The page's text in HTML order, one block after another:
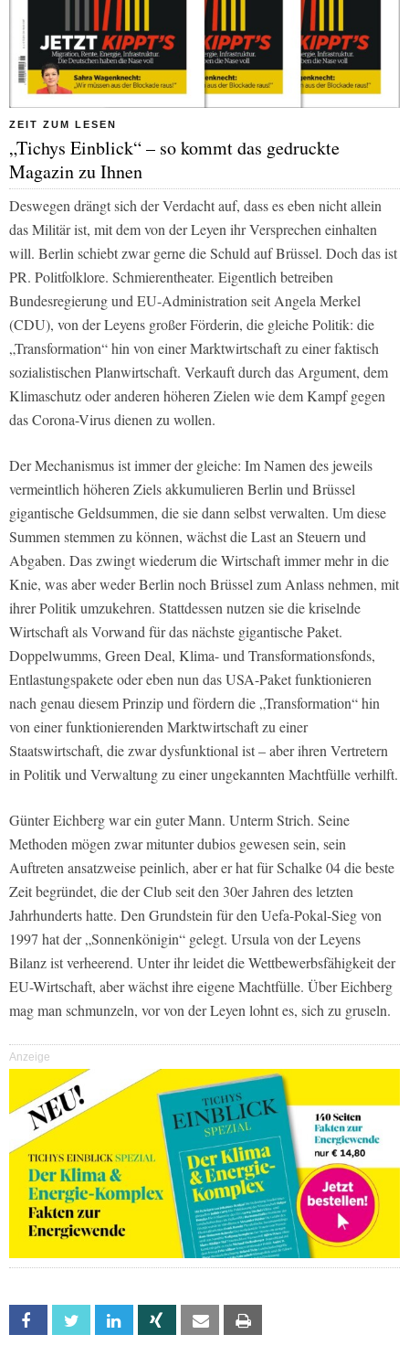
ZEIT ZUM LESEN
„Tichys Einblick“ – so kommt das gedruckte
Magazin zu Ihnen
Deswegen drängt sich der Verdacht auf, dass es eben nicht allein
das Militär ist, mit dem von der Leyen ihr Versprechen einhalten
will. Berlin schiebt zwar gerne die Schuld auf Brüssel. Doch das ist
PR. Politfolklore. Schmierentheater. Eigentlich betreiben
Bundesregierung und EU-Administration seit Angela Merkel
(CDU), von der Leyens großer Förderin, die gleiche Politik: die
„Transformation“ hin von einer Marktwirtschaft zu einer faktisch
sozialistischen Planwirtschaft. Verkauft durch das Argument, dem
Klimaschutz oder anderen höheren Zielen wie dem Kampf gegen
das Corona-Virus dienen zu wollen.
Der Mechanismus ist immer der gleiche: Im Namen des jeweils
vermeintlich höheren Ziels akkumulieren Berlin und Brüssel
gigantische Geldsummen, die sie dann selbst verwalten. Um diese
Summen stemmen zu können, wächst die Last an Steuern und
Abgaben. Das zwingt wiederum die Wirtschaft immer mehr in die
Knie, was aber weder Berlin noch Brüssel zum Anlass nehmen, mit
ihrer Politik umzukehren. Stattdessen nutzen sie die kriselnde
Wirtschaft als Vorwand für das nächste gigantische Paket.
Doppelwumms, Green Deal, Klima- und Transformationsfonds,
Entlastungspakete oder eben nun das USA-Paket funktionieren
nach genau diesem Prinzip und fördern die „Transformation“ hin
von einer funktionierenden Marktwirtschaft zu einer
Staatswirtschaft, die zwar dysfunktional ist – aber ihren Vertretern
in Politik und Verwaltung zu einer ungekannten Machtfülle verhilft.
Günter Eichberg war ein guter Mann. Unterm Strich. Seine
Methoden mögen zwar mitunter dubios gewesen sein, sein
Auftreten ansatzweise peinlich, aber er hat für Schalke 04 die beste
Zeit begründet, die der Club seit den 30er Jahren des letzten
Jahrhunderts hatte. Den Grundstein für den Uefa-Pokal-Sieg von
1997 hat der „Sonnenkönigin“ gelegt. Ursula von der Leyens
Bilanz ist verheerend. Unter ihr leidet die Wettbewerbsfähigkeit der
EU-Wirtschaft, aber wächst ihre eigene Machtfülle. Über Eichberg
mag man schmunzeln, vor von der Leyen lohnt es, sich zu gruseln.
Anzeige
Facebook Twitter Linkedin Xing Email